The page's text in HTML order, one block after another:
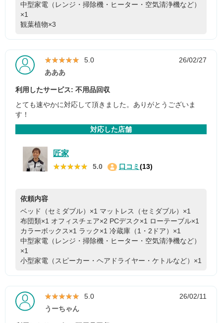
中型家電（レンジ・掃除機・ヒーター・空気清浄機など）
×1
観葉植物×3
★★★★★
★★★★★ 5.0
26/02/27
あああ
利用したサービス: 不用品回収
とても速やかに対応して頂きました。ありがとうございま
す！
対応した店舗
匠家
★★★★★
★★★★★ 5.0 口コミ (13)
依頼内容
ベッド（セミダブル）×1 マットレス（セミダブル）×1
布団類×1 オフィスチェア×2 PCデスク×1 ローテーブル×1
カラーボックス×1 ラック×1 冷蔵庫（1・2ドア）×1
中型家電（レンジ・掃除機・ヒーター・空気清浄機など）
×1
小型家電（スピーカー・ヘアドライヤー・ケトルなど）×1
★★★★★
★★★★★ 5.0
26/02/11
うーちゃん